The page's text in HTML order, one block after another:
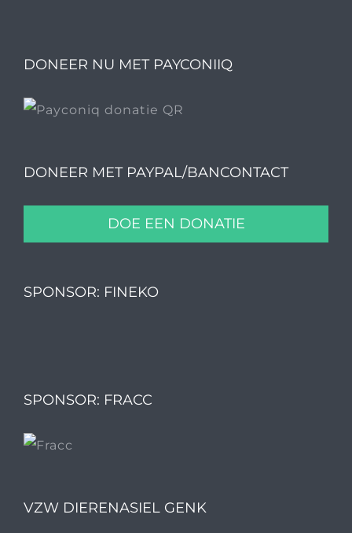
DONEER NU MET PAYCONIIQ
DONEER MET PAYPAL/BANCONTACT
DOE EEN DONATIE
SPONSOR: FINEKO
SPONSOR: FRACC
VZW DIERENASIEL GENK